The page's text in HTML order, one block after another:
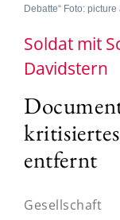
Debatte“ Foto:
Soldat mit
Davidstern
entfernt
Gesellschaft